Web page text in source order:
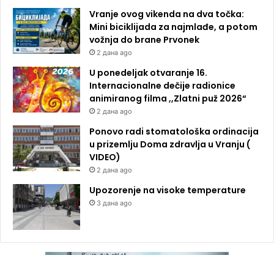
Vranje ovog vikenda na dva točka:
Mini biciklijada za najmlađe, a potom
vožnja do brane Prvonek
2 дана ago
U ponedeljak otvaranje 16.
Internacionalne dečije radionice
animiranog filma ,,Zlatni puž 2026“
2 дана ago
Ponovo radi stomatološka ordinacija
u prizemlju Doma zdravlja u Vranju (
VIDEO)
2 дана ago
Upozorenje na visoke temperature
3 дана ago